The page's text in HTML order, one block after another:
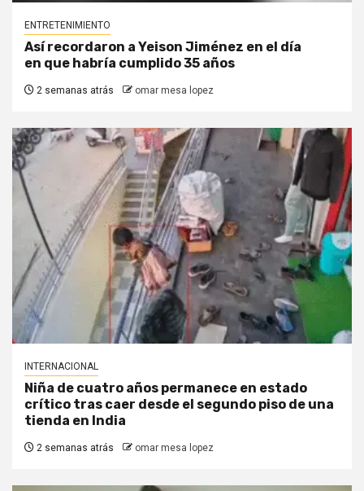
ENTRETENIMIENTO
Así recordaron a Yeison Jiménez en el día
en que habría cumplido 35 años
2 semanas atrás omar mesa lopez
INTERNACIONAL
Niña de cuatro años permanece en estado
crítico tras caer desde el segundo piso de una
tienda en India
2 semanas atrás omar mesa lopez